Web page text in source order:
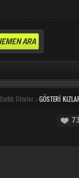
Erotik Filmler> GÖSTERI